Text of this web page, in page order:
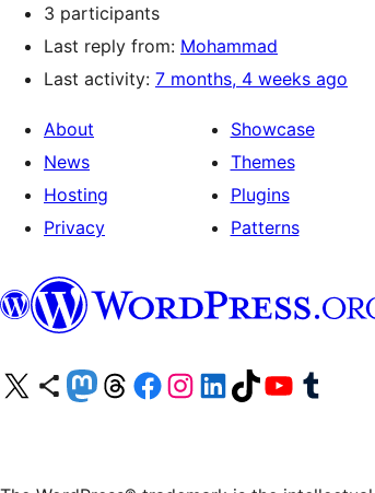
3 participants
Last reply from: Mohammad
Last activity: 7 months, 4 weeks ago
About
News
Hosting
Privacy
Showcase
Themes
Plugins
Patterns
Visit our X (formerly Twitter) account
Visit our Bluesky account
Visit our Mastodon account
Visit our Threads account
Visit our Facebook pageVisit our Instagram account
Visit our LinkedIn account
Visit our TikTok account
Visit our YouTube channel
Visit our Tumblr